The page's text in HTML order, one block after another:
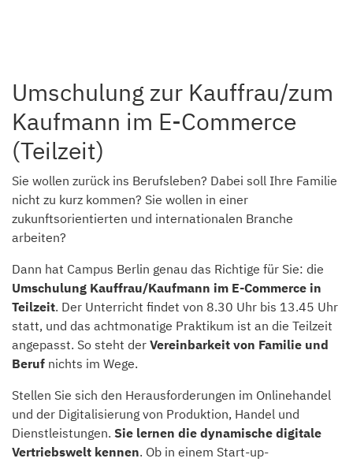
Umschulung zur Kauffrau/zum
Kaufmann im E-Commerce
(Teilzeit)
Sie wollen zurück ins Berufsleben? Dabei soll Ihre Familie
nicht zu kurz kommen? Sie wollen in einer
zukunftsorientierten und internationalen Branche
arbeiten?
Dann hat Campus Berlin genau das Richtige für Sie: die
Umschulung Kauffrau/Kaufmann im E-Commerce in
Teilzeit. Der Unterricht findet von 8.30 Uhr bis 13.45 Uhr
statt, und das achtmonatige Praktikum ist an die Teilzeit
angepasst. So steht der Vereinbarkeit von Familie und
Beruf nichts im Wege.
Stellen Sie sich den Herausforderungen im Onlinehandel
und der Digitalisierung von Produktion, Handel und
Dienstleistungen. Sie lernen die dynamische digitale
Vertriebswelt kennen. Ob in einem Start-up-